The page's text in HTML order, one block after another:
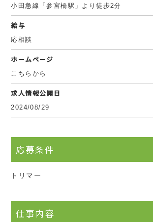
小田急線「参宮橋駅」より徒歩2分
給与
応相談
ホームページ
こちらから
求人情報公開日
2024/08/29
応募条件
トリマー
仕事内容